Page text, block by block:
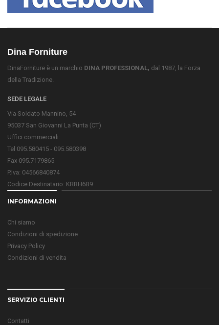
Dina Forniture
DinaForniture è un marchio DINA PROFESSIONAL, dal 1987, la Forza
della Tradizione.
SEDE LEGALE
Via Soldato Mannino, 54
95037 San Giovanni La Punta (CT)
Uffici commerciali:
Tel 095.580415 - 095.580398
Fax 095.7179865
P.Iva: 04566840874
Codice Destinatario: KRRH6B9
INFORMAZIONI
Chi siamo
Condizioni di spedizione
Privacy Policy
Condizioni di vendita
SERVIZIO CLIENTI
Contatti